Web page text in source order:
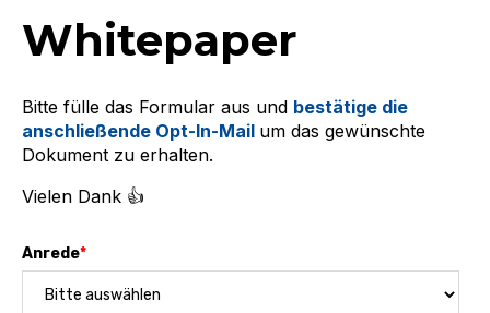
Whitepaper
Bitte fülle das Formular aus und bestätige die
anschließende Opt-In-Mail um das gewünschte
Dokument zu erhalten.
Vielen Dank 👍
Anrede*